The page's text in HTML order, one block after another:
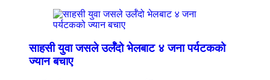
साहसी युवा जसले उर्लँदो भेलबाट ४ जना पर्यटकको
ज्यान बचाए